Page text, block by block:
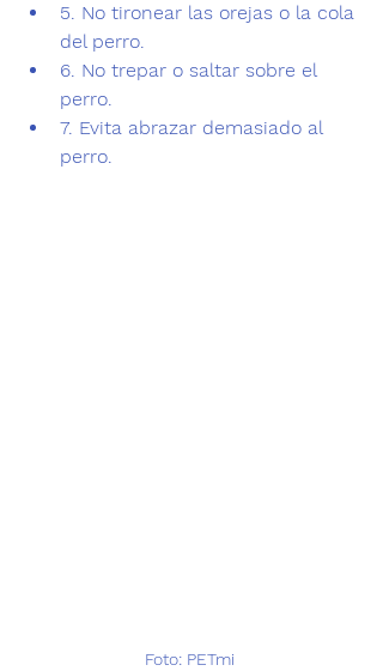
5. No tironear las orejas o la cola
del perro.
6. No trepar o saltar sobre el
perro.
7. Evita abrazar demasiado al
perro.
Foto: PETmi